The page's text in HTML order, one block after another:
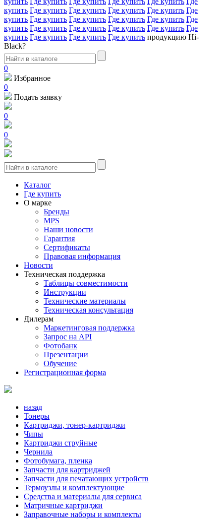
купить Где купить Где купить Где купить Где купить Где
купить Где купить Где купить Где купить Где купить Где
купить Где купить Где купить Где купить Где купить Где
купить Где купить Где купить Где купить продукцию Hi-
Black?
0
Избранное
0
Подать заявку
0
0
Каталог
Где купить
О марке
Бренды
MPS
Наши новости
Гарантия
Сертификаты
Правовая информация
Новости
Техническая поддержка
Таблицы совместимости
Инструкции
Технические материалы
Техническая консультация
Дилерам
Маркетинговая поддержка
Запрос на API
Фотобанк
Презентации
Обучение
Регистрационная форма
назад
Тонеры
Картриджи, тонер-картриджи
Чипы
Картриджи струйные
Чернила
Фотобумага, пленка
Запчасти для картриджей
Запчасти для печатающих устройств
Термоузлы и комплектующие
Средства и материалы для сервиса
Матричные картриджи
Заправочные наборы и комплекты